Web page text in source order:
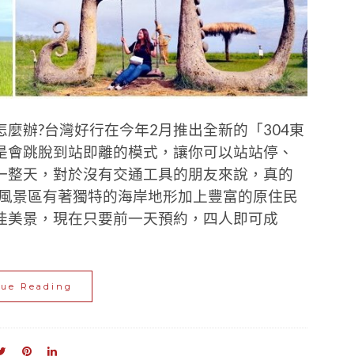
辦?台灣好行在今年2月推出全新的「304東
跳脫到站即離的模式，讓你可以站站停、
天，對於沒有交通工具的朋友來說，真的
景區有著獨特的海岸地形加上豐富的原住民
景，現在只要前一天預約，四人即可成
Reading